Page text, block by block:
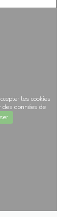
les cookies
des données de